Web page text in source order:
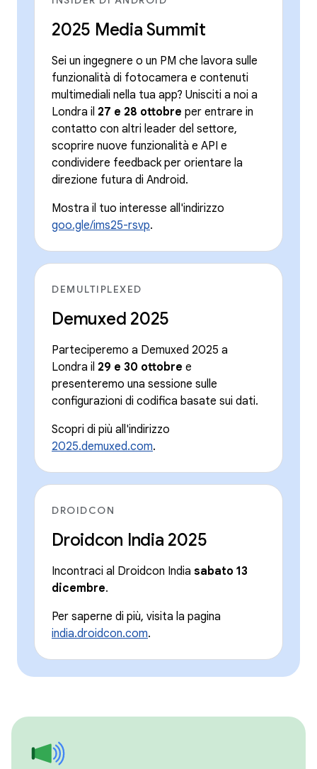
2025 Media Summit
Sei un ingegnere o un PM che lavora sulle
funzionalità di fotocamera e contenuti
multimediali nella tua app? Unisciti a noi a
Londra il 27 e 28 ottobre per entrare in
contatto con altri leader del settore,
scoprire nuove funzionalità e API e
condividere feedback per orientare la
direzione futura di Android.
Mostra il tuo interesse all'indirizzo
goo.gle/ims25-rsvp.
DEMULTIPLEXED
Demuxed 2025
Parteciperemo a Demuxed 2025 a
Londra il 29 e 30 ottobre e
presenteremo una sessione sulle
configurazioni di codifica basate sui dati.
Scopri di più all'indirizzo
2025.demuxed.com.
DROIDCON
Droidcon India 2025
Incontraci al Droidcon India sabato 13
dicembre.
Per saperne di più, visita la pagina
india.droidcon.com.